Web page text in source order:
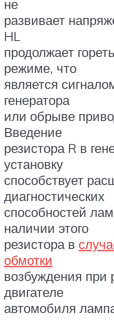
не
развивает
HL
продолжает
режиме, что
является
генератора
или обрыве
Введение
резистора R в
установку
способствует
диагностических
способностей
наличии этого
резистора в
обмотки
возбуждения
двигателе
автомобиля